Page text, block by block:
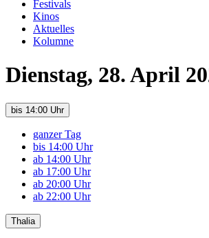
Festivals
Kinos
Aktuelles
Kolumne
Dienstag, 28. April
bis 14:00 Uhr
ganzer Tag
bis 14:00 Uhr
ab 14:00 Uhr
ab 17:00 Uhr
ab 20:00 Uhr
ab 22:00 Uhr
Thalia